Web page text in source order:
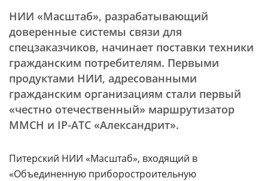
НИИ «Масштаб», разрабатывающий
доверенные системы связи для
спецзаказчиков, начинает поставки техники
гражданским потребителям. Первыми
продуктами НИИ, адресованными
гражданским организациям стали первый
«честно отечественный» маршрутизатор
ММСН и IP-АТС «Александрит».
Питерский НИИ «Масштаб», входящий в
«Объединенную приборостроительную